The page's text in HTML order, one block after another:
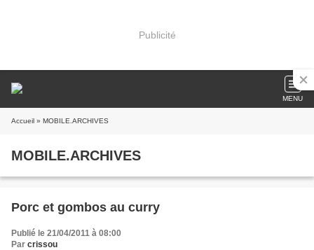
Publicité
MENU
Accueil » MOBILE.ARCHIVES
MOBILE.ARCHIVES
Porc et gombos au curry
Publié le 21/04/2011 à 08:00
Par crissou